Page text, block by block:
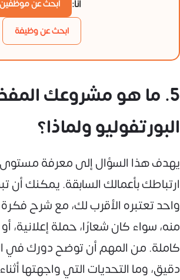
أنا:
ابحث عن موظفين
ابحث عن وظيفة
5. ما هو مشروعك
البورتفوليو ولماذا؟
يهدف هذا السؤال إلى معرفة
ارتباطك بأعمالك السابقة. يمكنك أن
واحد تعتبره الأقرب لك، مع شرح
منه، سواء كان شعارًا، حملة إعلانية،
كاملة. من المهم أن توضح دورك
دقيق، وما التحديات التي واجهتها